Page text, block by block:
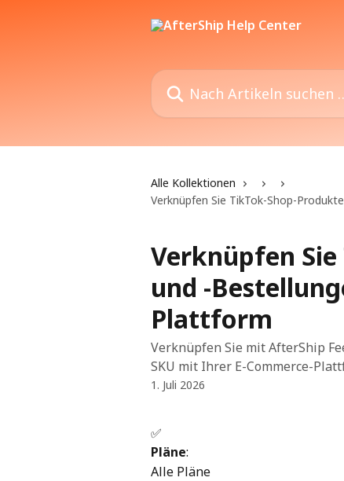
Nach Artikeln suchen …
Alle Kollektionen
Verknüpfen Sie TikTok-Shop-
Verknüpfen
und -
Plattform
Verknüpfen Sie mit AfterShip
SKU mit Ihrer E-Commerce-
1. Juli 2026
✅
Pläne:
Alle Pläne